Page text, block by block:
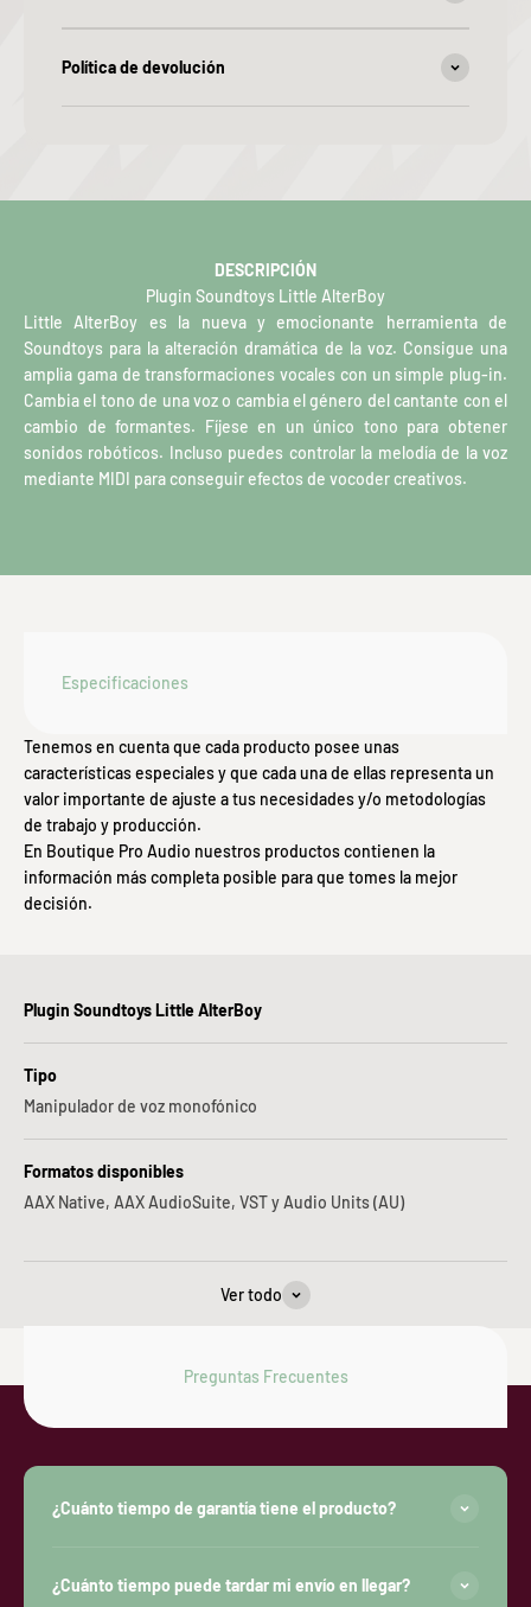
Política de devolución
DESCRIPCIÓN
Plugin Soundtoys Little AlterBoy
Little AlterBoy es la nueva y emocionante herramienta de
Soundtoys para la alteración dramática de la voz. Consigue una
amplia gama de transformaciones vocales con un simple plug-in.
Cambia el tono de una voz o cambia el género del cantante con el
cambio de formantes. Fíjese en un único tono para obtener
sonidos robóticos. Incluso puedes controlar la melodía de la voz
mediante MIDI para conseguir efectos de vocoder creativos.
Especificaciones
Tenemos en cuenta que cada producto posee unas
características especiales y que cada una de ellas representa un
valor importante de ajuste a tus necesidades y/o metodologías
de trabajo y producción.
En Boutique Pro Audio nuestros productos contienen la
información más completa posible para que tomes la mejor
decisión.
Plugin Soundtoys Little AlterBoy
Tipo
Manipulador de voz monofónico
Formatos disponibles
AAX Native, AAX AudioSuite, VST y Audio Units (AU)
Ver todo
Preguntas Frecuentes
¿Cuánto tiempo de garantía tiene el producto?
¿Cuánto tiempo puede tardar mi envío en llegar?